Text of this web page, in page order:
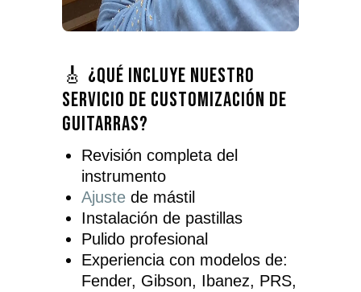
🎸 ¿Qué incluye nuestro
servicio de customización de
guitarras?
Revisión completa del
instrumento
Ajustede mástil
Instalación de pastillas
Pulido profesional
Experiencia con modelos de:
Fender, Gibson, Ibanez, PRS,